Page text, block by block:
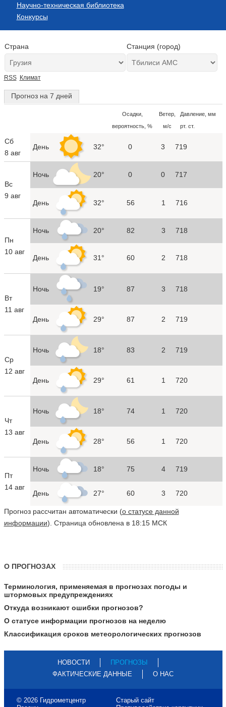
Научно-техническая библиотека
Конкурсы
Страна Станция (город)
RSS Климат
Прогноз на 7 дней
Осадки,
вероятность, %
Ветер,
м/с
Давление, мм
рт. ст.
Сб
8 авг
День 32° 0 3 719
Вс
9 авг
Ночь 20° 0 0 717
День 32° 56 1 716
Пн
10 авг
Ночь 20° 82 3 718
День 31° 60 2 718
Вт
11 авг
Ночь 19° 87 3 718
День 29° 87 2 719
Ср
12 авг
Ночь 18° 83 2 719
День 29° 61 1 720
Чт
13 авг
Ночь 18° 74 1 720
День 28° 56 1 720
Пт
14 авг
Ночь 18° 75 4 719
День 27° 60 3 720
Прогноз рассчитан автоматически (о статусе данной
информации). Страница обновлена в 18:15 МСК
О ПРОГНОЗАХ
Терминология, применяемая в прогнозах погоды и
штормовых предупреждениях
Откуда возникают ошибки прогнозов?
О статусе информации прогнозов на неделю
Классификация сроков метеорологических прогнозов
НОВОСТИ
ПРОГНОЗЫ
ФАКТИЧЕСКИЕ ДАННЫЕ
О НАС
© 2026 Гидрометцентр
Старый сайт